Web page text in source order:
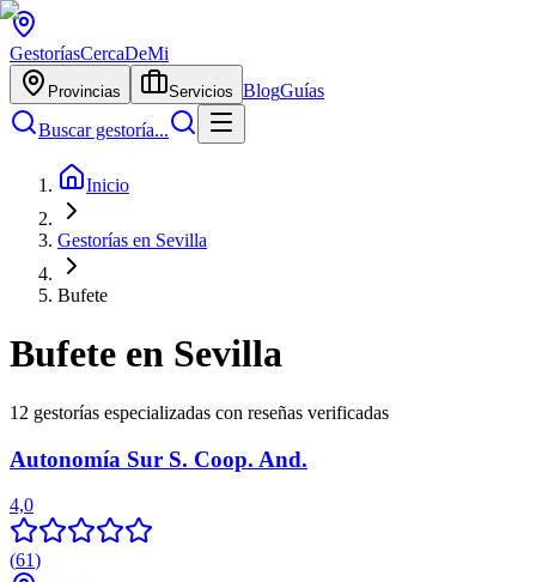
GestoríasCercaDeMi
Provincias Servicios BlogGuías
Buscar gestoría...
Inicio
Gestorías en Sevilla
Bufete
Bufete en Sevilla
12 gestorías especializadas con reseñas verificadas
Autonomía Sur S. Coop. And.
4,0
(61)